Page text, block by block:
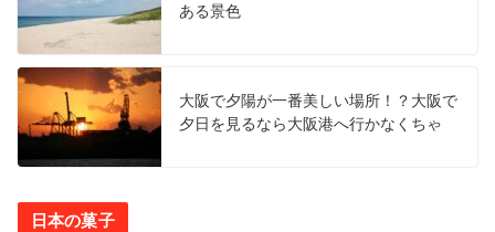
ある景色
大阪で夕陽が一番美しい場所！？大阪で
夕日を見るなら大阪港へ行かなくちゃ
日本の菓子